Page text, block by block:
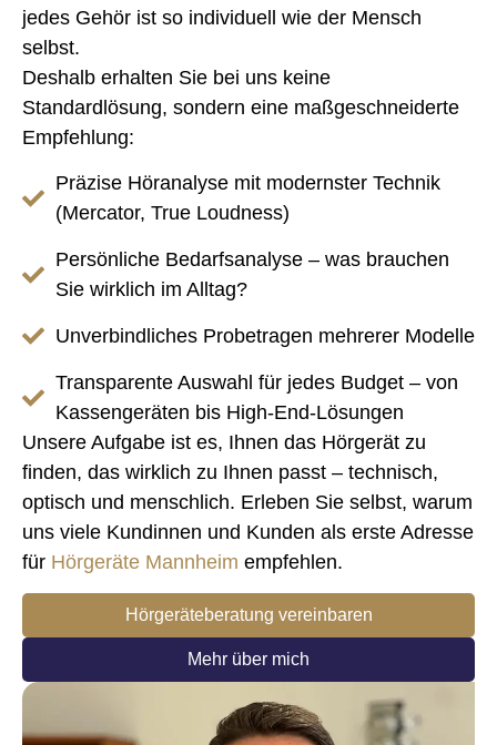
jedes Gehör ist so individuell wie der Mensch
selbst.
Deshalb erhalten Sie bei uns keine
Standardlösung, sondern eine maßgeschneiderte
Empfehlung:
Präzise Höranalyse mit modernster Technik
(Mercator, True Loudness)
Persönliche Bedarfsanalyse – was brauchen
Sie wirklich im Alltag?
Unverbindliches Probetragen mehrerer Modelle
Transparente Auswahl für jedes Budget – von
Kassengeräten bis High-End-Lösungen
Unsere Aufgabe ist es, Ihnen das Hörgerät zu
finden, das wirklich zu Ihnen passt – technisch,
optisch und menschlich. Erleben Sie selbst, warum
uns viele Kundinnen und Kunden als erste Adresse
für Hörgeräte Mannheim empfehlen.
Hörgeräteberatung vereinbaren
Mehr über mich